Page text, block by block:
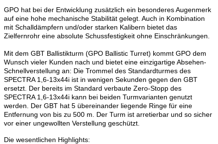
GPO hat bei der Entwicklung zusätzlich ein besonderes Augenmerk
auf eine hohe mechanische Stabilität gelegt. Auch in Kombination
mit Schalldämpfern und/oder starken Kalibern bietet das
Zielfernrohr eine absolute Schussfestigkeit ohne Einschränkungen.
Mit dem GBT Ballistikturm (GPO Ballistic Turret) kommt GPO dem
Wunsch vieler Kunden nach und bietet eine einzigartige Absehen-
Schnellverstellung an: Die Trommel des Standardturmes des
SPECTRA 1,6-13x44i ist in wenigen Sekunden gegen den GBT
ersetzt. Der bereits im Standard verbaute Zero-Stopp des
SPECTRA 1,6-13x44i kann bei beiden Turmvarianten genutzt
werden. Der GBT hat 5 übereinander liegende Ringe für eine
Entfernung von bis zu 500 m. Der Turm ist arretierbar und so sicher
vor einer ungewollten Verstellung geschützt.
Die wesentlichen Highlights: